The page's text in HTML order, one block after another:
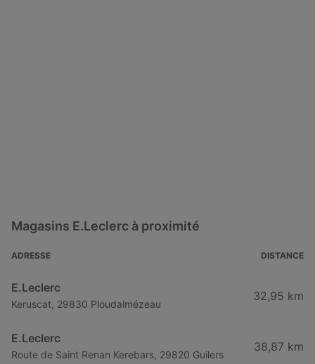
Magasins E.Leclerc à proximité
ADRESSE DISTANCE
E.Leclerc
Keruscat, 29830 Ploudalmézeau
32,95 km
E.Leclerc
Route de Saint Renan Kerebars, 29820 Guilers
38,87 km